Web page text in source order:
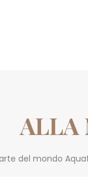
ALLA
del mondo